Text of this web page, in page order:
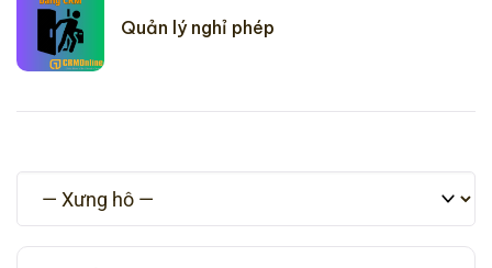
Quản lý nghỉ phép